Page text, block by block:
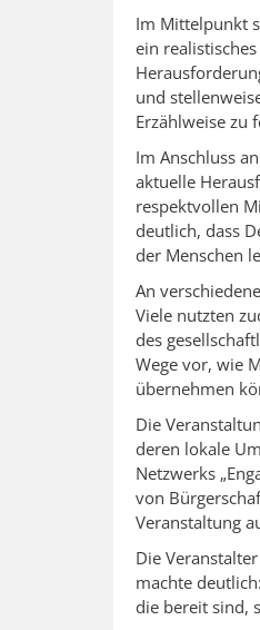
Im Mittelpunkt
ein
und
Erzählweise zu
Im Anschluss
aktuelle
respektvollen
deutlich, dass
der Menschen
An
Viele nutzten
des
Wege vor, wie
übernehmen
Die
deren lokale
Netzwerks
von
Veranstaltung
Die
machte
die bereit sind,